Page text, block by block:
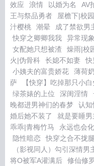
效应
浪情 以婚为名 AV
王与祭品勇者
屋檐下|校园
汁樱桃
潮晕 成了禁欲男
快穿之卿卿我我
异常现
女配她只想被渣
燥雨|校
火|伪骨科
长媳不如妻 快
小姨夫的富贵娇花
薄荷
萨
【快穿】吃掉那只小白
绿茶婊的上位
深闺淫情
晚都进男神们的春梦
认知
婚后她不装了
就是要睡男
乖乖|青梅竹马
永远也会
隐性暗恋
快穿之合不拢腿
（影视同人）勾引深情男
将O被军A灌满后
修仙修